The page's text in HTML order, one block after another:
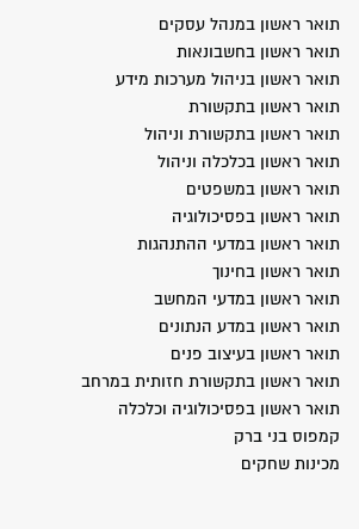
תואר ראשון במנהל עסקים
תואר ראשון בחשבונאות
תואר ראשון בניהול מערכות מידע
תואר ראשון בתקשורת
תואר ראשון בתקשורת וניהול
תואר ראשון בכלכלה וניהול
תואר ראשון במשפטים
תואר ראשון בפסיכולוגיה
תואר ראשון במדעי ההתנהגות
תואר ראשון בחינוך
תואר ראשון במדעי המחשב
תואר ראשון במדע הנתונים
תואר ראשון בעיצוב פנים
תואר ראשון בתקשורת חזותית במרחב
תואר ראשון בפסיכולוגיה וכלכלה
קמפוס בני ברק
מכינות שחקים